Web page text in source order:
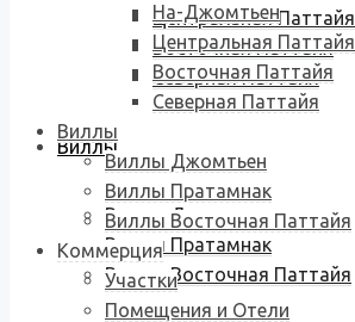
Центральная Паттайя
Восточная Паттайя
Северная Паттайя
Виллы
Виллы Джомтьен
Виллы Пратамнак
Виллы Восточная Паттайя
На-Джомтьен
Центральная Паттайя
Восточная Паттайя
Северная Паттайя
Виллы
Виллы Джомтьен
Виллы Пратамнак
Виллы Восточная Паттайя
Коммерция
Участки
Помещения и Отели